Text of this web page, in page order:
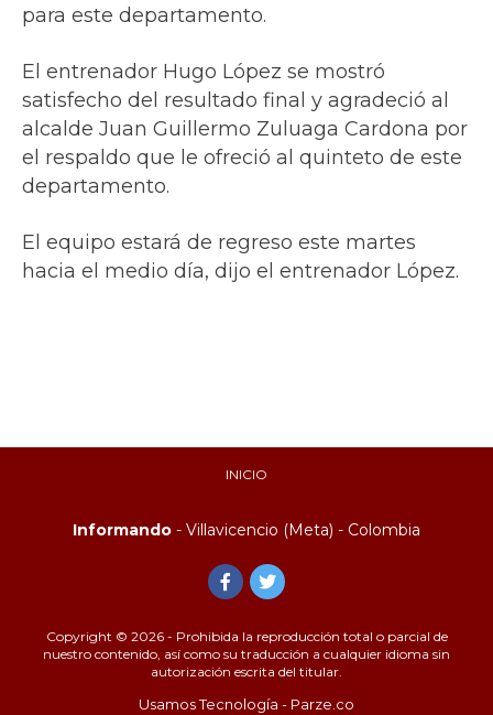
para este departamento.
El entrenador Hugo López se mostró
satisfecho del resultado final y agradeció al
alcalde Juan Guillermo Zuluaga Cardona por
el respaldo que le ofreció al quinteto de este
departamento.
El equipo estará de regreso este martes
hacia el medio día, dijo el entrenador López.
INICIO
Informando - Villavicencio (Meta) - Colombia
Copyright © 2026 - Prohibida la reproducción total o parcial de
nuestro contenido, así como su traducción a cualquier idioma sin
autorización escrita del titular.
Usamos Tecnología - Parze.co